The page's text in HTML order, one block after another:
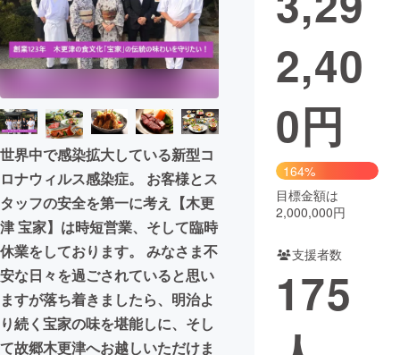
映像・映画
まちづくり・地域活性化
CAMPFIRE for Social Good
CAMPFIRE Creation
CAMPFIREふるさと納税machi-ya コミュニティ
世界中で感染拡大している新型コ
ロナウィルス感染症。 お客様とス
タッフの安全を第一に考え【木更
津 宝家】は時短営業、そして臨時
休業をしております。 みなさま不
安な日々を過ごされていると思い
ますが落ち着きましたら、明治よ
り続く宝家の味を堪能しに、そし
て故郷木更津へお越しいただけま
2,40
0円
164%
目標金額は
2,000,000円
支援者数
175